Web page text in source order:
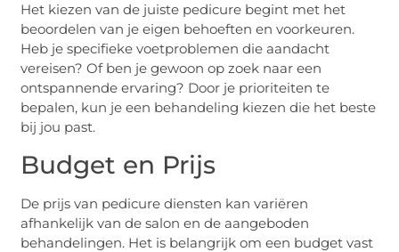
Het kiezen van de juiste pedicure begint met het
beoordelen van je eigen behoeften en voorkeuren.
Heb je specifieke voetproblemen die aandacht
vereisen? Of ben je gewoon op zoek naar een
ontspannende ervaring? Door je prioriteiten te
bepalen, kun je een behandeling kiezen die het beste
bij jou past.
Budget en Prijs
De prijs van pedicure diensten kan variëren
afhankelijk van de salon en de aangeboden
behandelingen. Het is belangrijk om een budget vast